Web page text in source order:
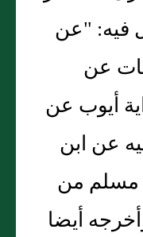
فيه: "عن
عن
أيوب عن
عن ابن
مسلم من
أيضا